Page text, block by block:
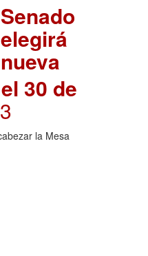
Senado
elegirá
nueva
30 de
la Mesa